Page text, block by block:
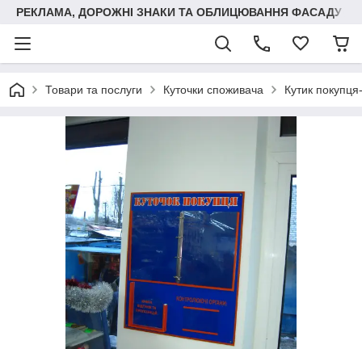
РЕКЛАМА, ДОРОЖНІ ЗНАКИ ТА ОБЛИЦЮВАННЯ ФАСАДУ
Товари та послуги Куточки споживача Кутик